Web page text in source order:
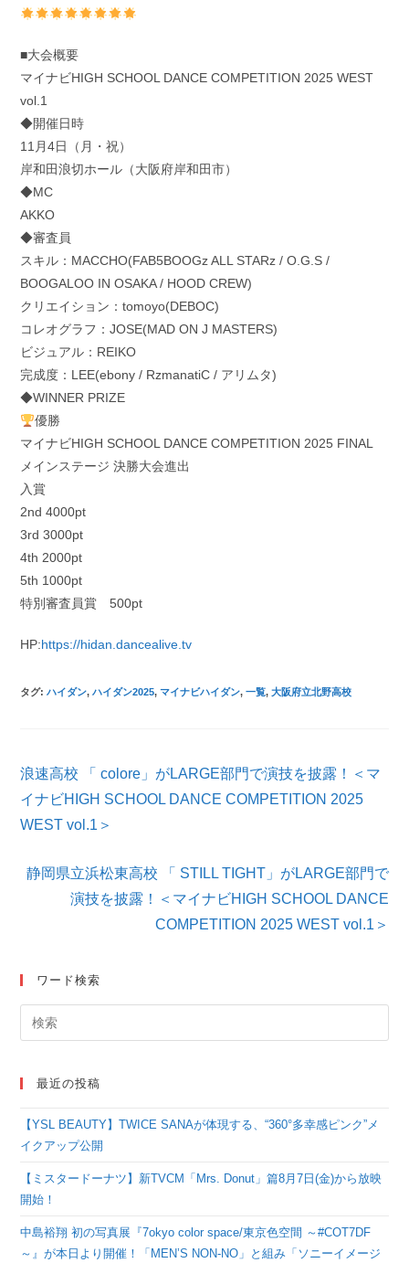
■大会概要
マイナビHIGH SCHOOL DANCE COMPETITION 2025 WEST
vol.1
◆開催日時
11月4日（月・祝）
岸和田浪切ホール（大阪府岸和田市）
◆MC
AKKO
◆審査員
スキル：MACCHO(FAB5BOOGz ALL STARz / O.G.S /
BOOGALOO IN OSAKA / HOOD CREW)
クリエイション：tomoyo(DEBOC)
コレオグラフ：JOSE(MAD ON J MASTERS)
ビジュアル：REIKO
完成度：LEE(ebony / RzmanatiC / アリムタ)
◆WINNER PRIZE
優勝
マイナビHIGH SCHOOL DANCE COMPETITION 2025 FINAL
メインステージ 決勝大会進出
入賞
2nd 4000pt
3rd 3000pt
4th 2000pt
5th 1000pt
特別審査員賞 500pt
HP:https://hidan.dancealive.tv
タグ:ハイダン, ハイダン2025, マイナビハイダン, 一覧, 大阪府立北野高校
そ
の
他
の
記
を
浪速高校 「 colore」がLARGE部門で演技を披露！＜マ
イナビHIGH SCHOOL DANCE COMPETITION 2025
WEST vol.1＞
静岡県立浜松東高校 「 STILL TIGHT」がLARGE部門で
演技を披露！＜マイナビHIGH SCHOOL DANCE
COMPETITION 2025 WEST vol.1＞
ワード検索
最近の投稿
【YSL BEAUTY】TWICE SANAが体現する、“360°多幸感ピンク”メ
イクアップ公開
【ミスタードーナツ】新TVCM「Mrs. Donut」篇8月7日(金)から放映
開始！
中島裕翔 初の写真展『7okyo color space/東京色空間 ～#COT7DF
～』が本日より開催！「MEN’S NON-NO」と組み「ソニーイメージ